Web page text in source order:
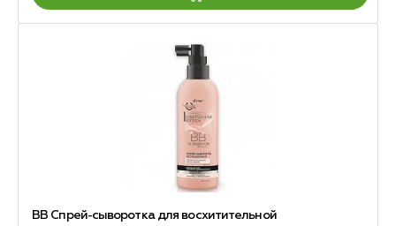
ВВ Спрей-сыворотка для восхитительной